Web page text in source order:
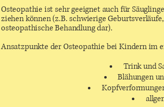
Osteopathie ist sehr geeignet auch für
ziehen können (z.B. schwierige
osteopathische Behandlung dar).
Ansatzpunkte der Osteopathie bei Kindern im
Trink und
Blähungen